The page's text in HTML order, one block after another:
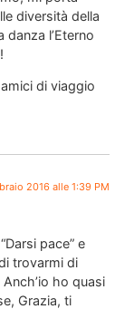
diversità della
danza l’Eterno
di viaggio
2016 alle 1:39 PM
pace” e
trovarmi di
ho quasi
Grazia, ti